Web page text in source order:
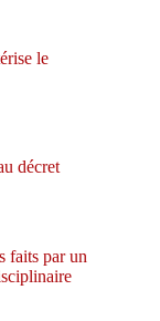
le
décret
faits par un